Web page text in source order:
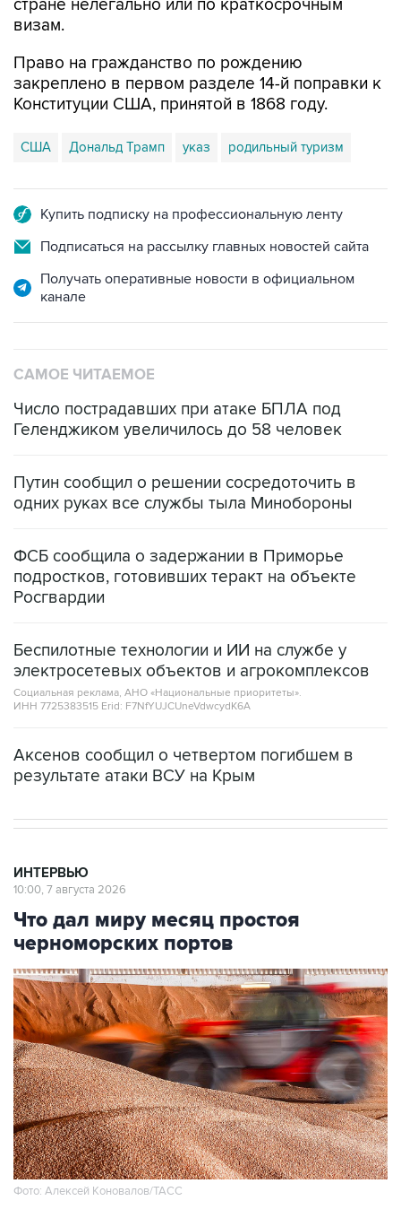
Право на гражданство по рождению
Конституции США, принятой в 1868 году.
США Дональд Трамп указ родильный туризм
Подписаться на рассылку главных новостей сайта
Получать оперативные новости в официальном
Число пострадавших при атаке БПЛА под
Путин сообщил о решении сосредоточить в
ФСБ сообщила о задержании в Приморье
Росгвардии
Беспилотные технологии и ИИ на службе у
Социальная реклама, АНО «Национальные приоритеты».
ИНН 7725383515 Erid: F7NfYUJCUneVdwcydK6A
Аксенов сообщил о четвертом погибшем в
Что дал миру месяц простоя
черноморских портов
Фото: Алексей Коновалов/ТАСС
Москва. 7 августа. INTERFAX.RU - Из-за